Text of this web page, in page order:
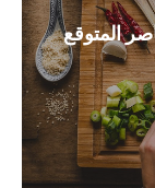
المتوقع